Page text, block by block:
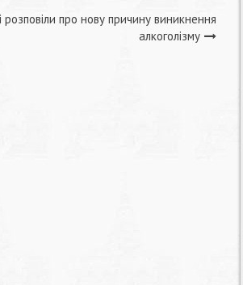
розповіли про нову причину виникнення
алкоголізму